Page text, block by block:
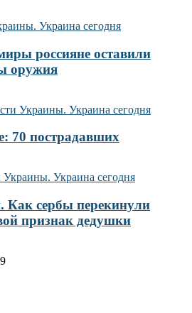
россияне оставили
оружия
70 пострадавших
Как сербы перекинули
признак дедушки